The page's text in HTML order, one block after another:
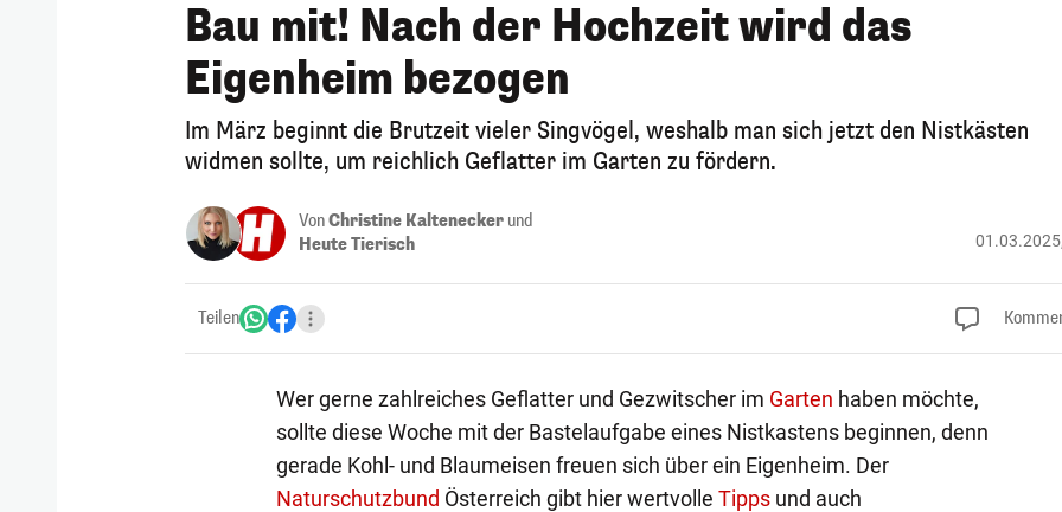
Bau mit! Nach der Hochzeit wird das
Eigenheim bezogen
Im März beginnt die Brutzeit vieler Singvögel, weshalb man sich jetzt den Nistkästen
widmen sollte, um reichlich Geflatter im Garten zu fördern.
VonChristine Kaltenecker und
Heute Tierisch
Teilen
Wer gerne zahlreiches Geflatter und Gezwitscher im Garten haben möchte,
sollte diese Woche mit der Bastelaufgabe eines Nistkastens beginnen, denn
gerade Kohl- und Blaumeisen freuen sich über ein Eigenheim. Der
Naturschutzbund Österreich gibt hier wertvolle Tippsund auch